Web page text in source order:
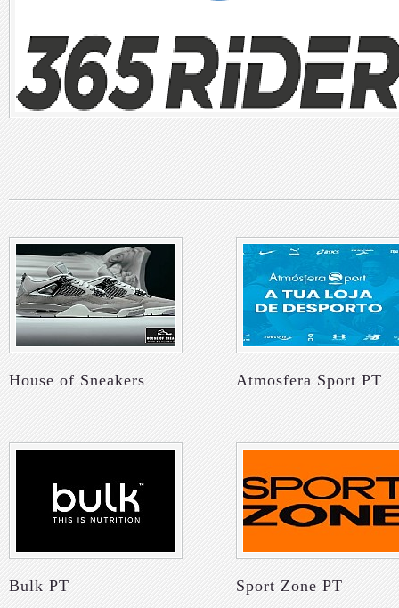
House of Sneakers Atmosfera Sport PT
Bulk PT Sport Zone PT